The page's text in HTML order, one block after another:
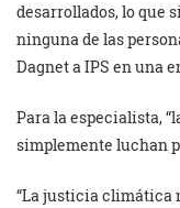
desarrollados, lo que
ninguna de las
Dagnet a IPS en una
Para la especialista,
simplemente luchan
“La justicia climática